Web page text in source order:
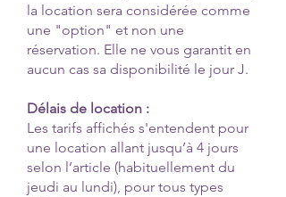
la location sera considérée comme
une "option" et non une
réservation. Elle ne vous garantit en
aucun cas sa disponibilité le jour J.
Délais de location :
Les tarifs affichés s'entendent pour
une location allant jusqu’à 4 jours
selon l’article (habituellement du
jeudi au lundi), pour tous types